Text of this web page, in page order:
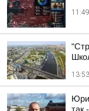
11:49
13:53